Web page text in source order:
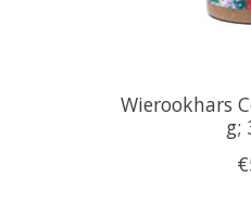
Wierookhars
g;